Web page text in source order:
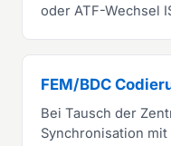
oder ATF-Wechsel
FEM/BDC
Bei Tausch der
Synchronisation